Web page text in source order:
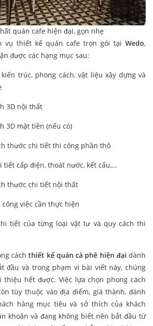
quán cafe hiện đại, gọn nhẹ
vụ thiết kế quán cafe trọn gói tại Wedo,
được các hạng mục sau:
trúc, phong cách, vật liệu xây dựng và
3D nội thất
3D mặt tiền (nếu có)
thước chi tiết thi công phần thô
tiết cấp điện, thoát nước, kết cấu,…
thước chi tiết nội thất
việc cần thực hiện
tiết của từng loại vật tư và quy cách thi
cáchthiết kế quán cà phê hiện đại dành
đầu và trong phạm vi bài viết này, chúng
thiệu hết được. Việc lựa chọn phong cách
tùy thuộc vào địa điểm, giá thành, đánh
hàng mục tiêu và sở thích của khách
khoăn và đang không biết nên bắt đầu từ